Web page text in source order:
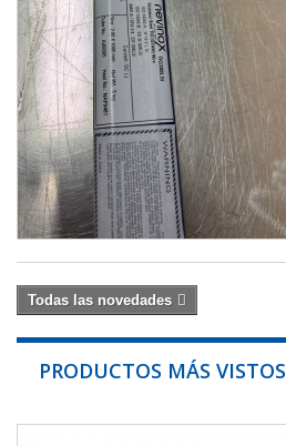
Todas las novedades
PRODUCTOS MÁS VISTOS